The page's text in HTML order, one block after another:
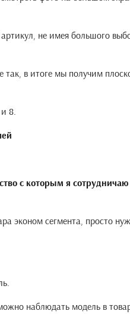
не имея большого
в итоге мы получим
8.
с которым я сотрудничаю
эконом сегмента, просто
наблюдать модель в